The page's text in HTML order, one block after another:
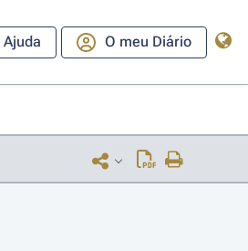
Ajuda O meu Diário